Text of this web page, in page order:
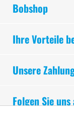
Bobshop
Ihre Vorteile
Unsere
Folgen Sie